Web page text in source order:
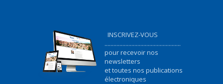
INSCRIVEZ-VOUS
...................................................
pour recevoir nos
newsletters
et toutes nos publications
électroniques